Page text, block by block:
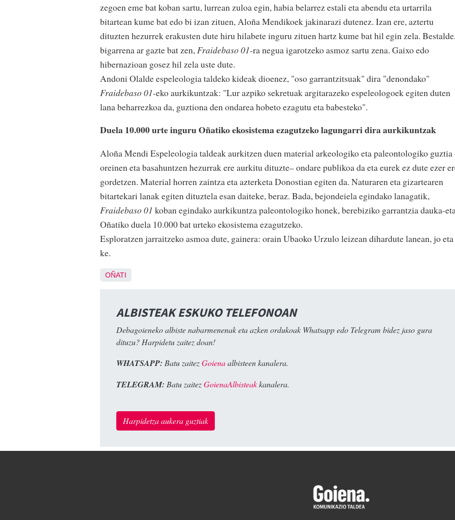
zegoen eme bat koban sartu, lurrean zuloa egin, habia belarrez estali eta abendu eta urtarrila
bitartean kume bat edo bi izan zituen, Aloña Mendikoek jakinarazi dutenez. Izan ere, aztertu
dituzten hezurrek erakusten dute hiru hilabete inguru zituen hartz kume bat hil egin zela.
bigarrena ar gazte bat zen,Fraidebaso 01-ra negua igarotzeko asmoz sartu zena. Gaixo edo
hibernazioan gosez hil zela uste dute.
Andoni Olalde espeleologia taldeko kideak dioenez, "oso garrantzitsuak" dira "denondako"
Fraidebaso 01-eko aurkikuntzak: "Lur azpiko sekretuak argitarazeko espeleologoek egiten duten
lana beharrezkoa da, guztiona den ondarea hobeto ezagutu eta babesteko".
Duela 10.000 urte inguru Oñatiko ekosistema ezagutzeko lagungarri dira aurkikuntzak
Aloña Mendi Espeleologia taldeak aurkitzen duen material arkeologiko eta paleontologiko guztia
oreinen eta basahuntzen hezurrak ere aurkitu dituzte– ondare publikoa da eta eurek ez dute ezer
gordetzen. Material horren zaintza eta azterketa Donostian egiten da. Naturaren eta gizartearen
bitartekari lanak egiten dituztela esan daiteke, beraz. Bada, bejondeiela egindako lanagatik,
Fraidebaso 01 koban egindako aurkikuntza paleontologiko honek, berebiziko garrantzia dauka-
Oñatiko duela 10.000 bat urteko ekosistema ezagutzeko.
Esploratzen jarraitzeko asmoa dute, gainera: orain Ubaoko Urzulo leizean dihardute lanean, jo eta
ke.
OÑATI
ALBISTEAK ESKUKO TELEFONOAN
Debagoieneko albiste nabarmenenak eta azken ordukoak Whatsapp edo Telegram bidez jaso gura
dituzu? Harpidetu zaitez doan!
WHATSAPP: Batu zaitezGoienaalbisteen kanalera.
TELEGRAM: Batu zaitezGoienaAlbisteakkanalera.
Harpidetza aukera guztiak